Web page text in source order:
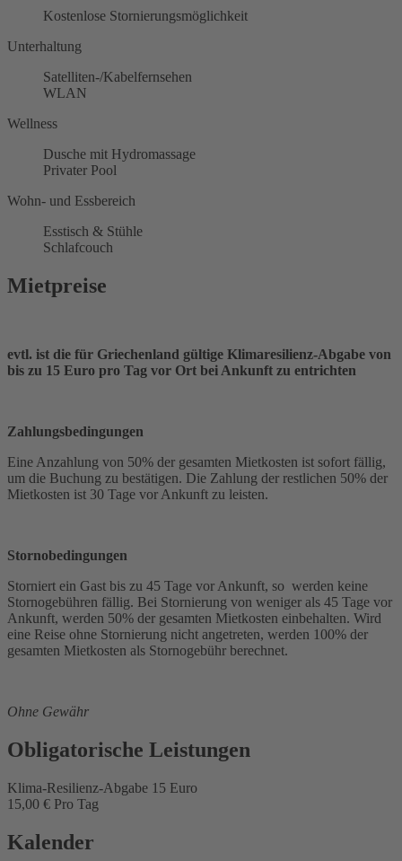
Kostenlose Stornierungsmöglichkeit
Unterhaltung
Satelliten-/Kabelfernsehen
WLAN
Wellness
Dusche mit Hydromassage
Privater Pool
Wohn- und Essbereich
Esstisch & Stühle
Schlafcouch
Mietpreise
evtl. ist die für Griechenland gültige Klimaresilienz-Abgabe von
bis zu 15 Euro pro Tag vor Ort bei Ankunft zu entrichten
Zahlungsbedingungen
Eine Anzahlung von 50% der gesamten Mietkosten ist sofort fällig,
um die Buchung zu bestätigen. Die Zahlung der restlichen 50% der
Mietkosten ist 30 Tage vor Ankunft zu leisten.
Stornobedingungen
Storniert ein Gast bis zu 45 Tage vor Ankunft, so werden keine
Stornogebühren fällig. Bei Stornierung von weniger als 45 Tage vor
Ankunft, werden 50% der gesamten Mietkosten einbehalten. Wird
eine Reise ohne Stornierung nicht angetreten, werden 100% der
gesamten Mietkosten als Stornogebühr berechnet.
Ohne Gewähr
Obligatorische Leistungen
Klima-Resilienz-Abgabe 15 Euro
15,00 € Pro Tag
Kalender